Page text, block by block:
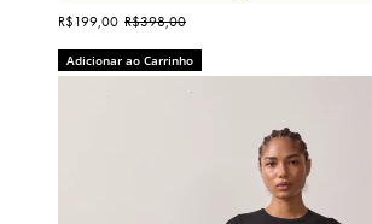
R$199,00 R$398,00
Adicionar ao Carrinho